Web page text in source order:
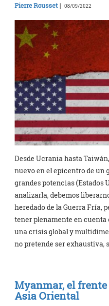
Pierre Rousset | 08/09/2022
Desde Ucrania hasta
nuevo en el epicentro de
grandes potencias (Estados
analizarla, debemos
heredado de la Guerra Fría,
tener plenamente en
una crisis global y
no pretende ser exhaustiva,
Myanmar, el
Asia Oriental